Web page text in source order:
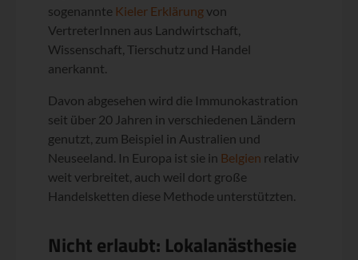
sogenannte Kieler Erklärung von
VertreterInnen aus Landwirtschaft,
Wissenschaft, Tierschutz und Handel
anerkannt.
Davon abgesehen wird die Immunokastration
seit über 20 Jahren in verschiedenen Ländern
genutzt, zum Beispiel in Australien und
Neuseeland. In Europa ist sie in Belgien relativ
weit verbreitet, auch weil dort große
Handelsketten diese Methode unterstützten.
Nicht erlaubt: Lokalanästhesie